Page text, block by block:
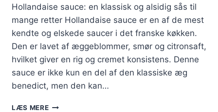
Hollandaise sauce: en klassisk og alsidig sås til
mange retter Hollandaise sauce er en af de mest
kendte og elskede saucer i det franske køkken.
Den er lavet af æggeblommer, smør og citronsaft,
hvilket giver en rig og cremet konsistens. Denne
sauce er ikke kun en del af den klassiske æg
benedict, men den kan…
LÆS MEREHOLLANDAISES